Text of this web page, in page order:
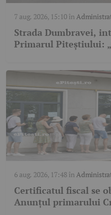
7 aug. 2026, 15:10în
Strada Dumbravei,
Primarul Piteștiului:
6 aug. 2026, 17:48în
Certificatul fiscal se
Anunțul primarului